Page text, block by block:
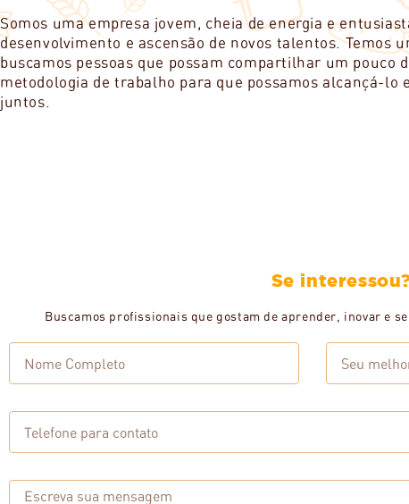
Somos uma empresa jovem, cheia de energia e
desenvolvimento e ascensão de novos talentos. Temos
buscamos pessoas que possam compartilhar um pouco
metodologia de trabalho para que possamos alcançá-lo
juntos.
Se
Buscamos profissionais que gostam de aprender, inovar e